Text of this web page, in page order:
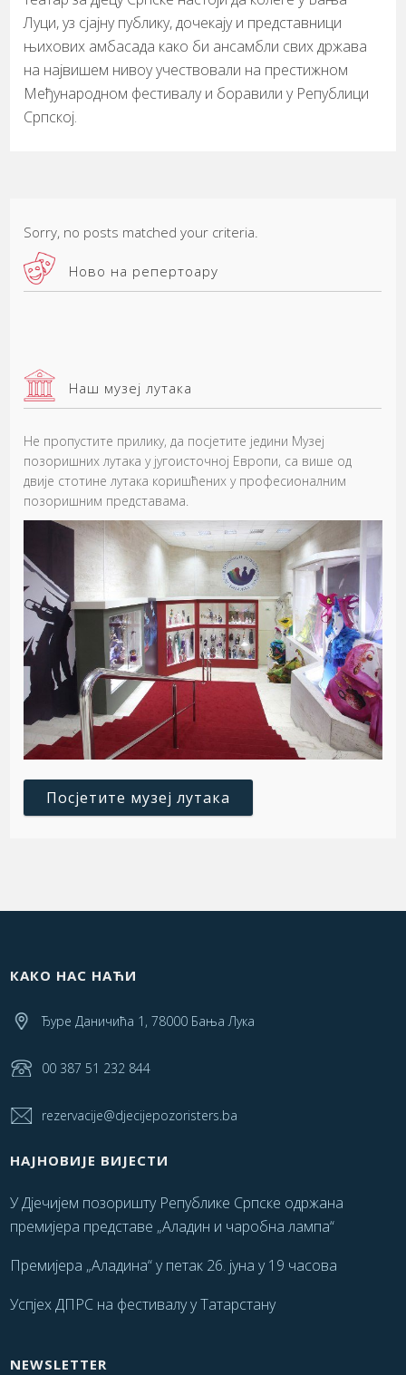
Луци, уз сјајну публику, дочекају и представници
њихових амбасада како би ансамбли свих држава
на највишем нивоу учествовали на престижном
Међународном фестивалу и боравили у Републици
Српској.
Sorry, no posts matched your criteria.
Ново на репертоару
Наш музеј лутака
Не пропустите прилику, да посјетите једини Музеј
позоришних лутака у југоисточној Европи, са више од
двије стотине лутака коришћених у професионалним
позоришним представама.
Посјетите музеј лутака
КАКО НАС НАЋИ
Ђуре Даничића 1, 78000 Бања Лука
00 387 51 232 844
rezervacije@djecijepozoristers.ba
НАЈНОВИЈЕ ВИЈЕСТИ
У Дјечијем позоришту Републике Српске одржана
премијера представе „Аладин и чаробна лампа“
Премијера „Аладина“ у петак 26. јуна у 19 часова
Успјех ДПРС на фестивалу у Татарстану
NEWSLETTER